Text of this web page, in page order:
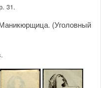
31.
(Уголовный